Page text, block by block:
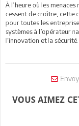
À l’heure où les
cessent de croître, cette
pour toutes les
systèmes à l’opérateur
l’innovation et la sécurité.
VOUS AIMEZ